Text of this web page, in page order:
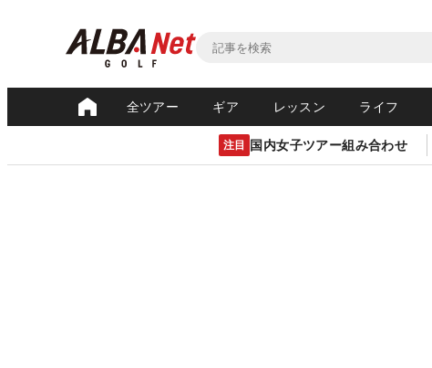
全ツアー ギア レッスン ライフ
注目 国内女子ツアー組み合わせ